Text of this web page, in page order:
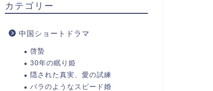
カテゴリー
中国ショートドラマ
啓蟄
30年の眠り姫
隠された真実、愛の試練
バラのようなスピード婚